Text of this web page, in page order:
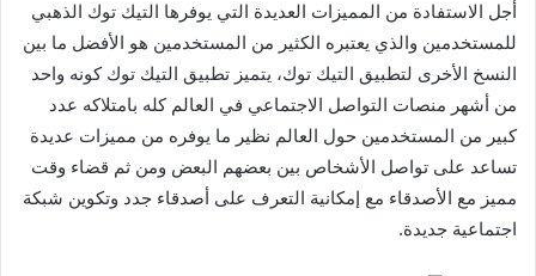
أجل الاستفادة من المميزات العديدة التي يوفرها التيك توك الذهبي
للمستخدمين والذي يعتبره الكثير من المستخدمين هو الأفضل ما بين
النسخ الأخرى لتطبيق التيك توك، يتميز تطبيق التيك توك كونه واحد
من أشهر منصات التواصل الاجتماعي في العالم كله بامتلاكه عدد
كبير من المستخدمين حول العالم نظير ما يوفره من مميزات عديدة
تساعد على تواصل الأشخاص بين بعضهم البعض ومن ثم قضاء وقت
مميز مع الأصدقاء مع إمكانية التعرف على أصدقاء جدد وتكوين شبكة
اجتماعية جديدة.